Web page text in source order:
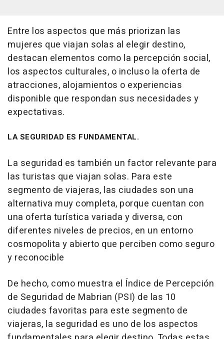
Entre los aspectos que más priorizan las
mujeres que viajan solas al elegir destino,
destacan elementos como la percepción social,
los aspectos culturales, o incluso la oferta de
atracciones, alojamientos o experiencias
disponible que respondan sus necesidades y
expectativas.
LA SEGURIDAD ES FUNDAMENTAL.
La seguridad es también un factor relevante para
las turistas que viajan solas. Para este
segmento de viajeras, las ciudades son una
alternativa muy completa, porque cuentan con
una oferta turística variada y diversa, con
diferentes niveles de precios, en un entorno
cosmopolita y abierto que perciben como seguro
y reconocible
De hecho, como muestra el Índice de Percepción
de Seguridad de Mabrian (PSI) de las 10
ciudades favoritas para este segmento de
viajeras, la seguridad es uno de los aspectos